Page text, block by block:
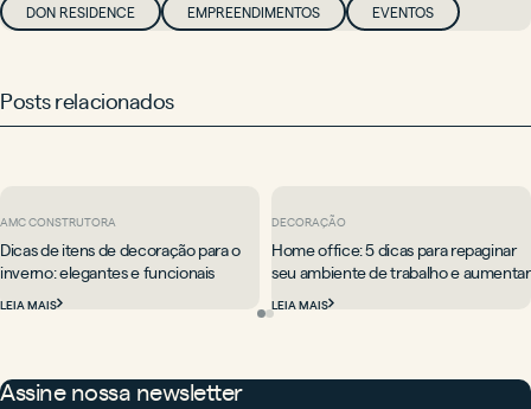
DON RESIDENCE
EMPREENDIMENTOS EVENTOS
Posts relacionados
AMC CONSTRUTORA
Dicas de itens de decoração para o
inverno: elegantes e funcionais
LEIA MAIS
DECORAÇÃO
Home office: 5 dicas para repaginar
seu ambiente de trabalho e aumentar
a produtividade
LEIA MAIS
Assine nossa newsletter